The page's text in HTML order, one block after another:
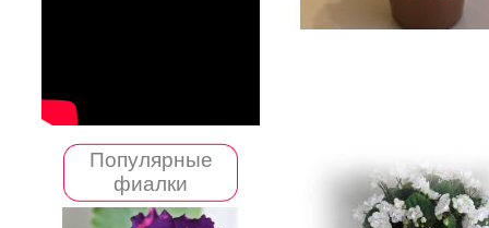
Популярные
фиалки